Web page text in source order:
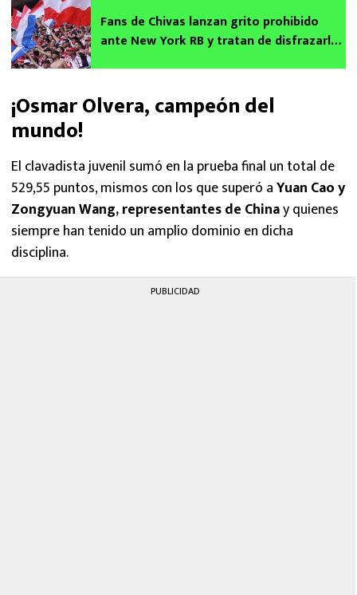
Fans de Chivas lanzan grito prohibido
ante New York RB y tratan de disfrazarlo
¡Osmar Olvera, campeón del
mundo!
El clavadista juvenil sumó en la prueba final un total de
529,55 puntos, mismos con los que superó aYuan Cao y
Zongyuan Wang, representantes de Chinay quienes
siempre han tenido un amplio dominio en dicha
disciplina.
PUBLICIDAD